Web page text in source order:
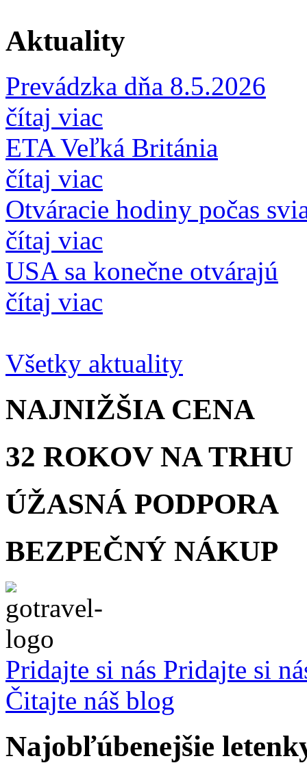
Aktuality
Prevádzka dňa 8.5.2026
čítaj viac
ETA Veľká Británia
čítaj viac
Otváracie hodiny počas
čítaj viac
USA sa konečne otvárajú
čítaj viac
Všetky aktuality
NAJNIŽŠIA CENA
32 ROKOV NA TRHU
ÚŽASNÁ PODPORA
BEZPEČNÝ NÁKUP
Pridajte si nás Pridajte si
Čitajte náš blog
Najobľúbenejšie